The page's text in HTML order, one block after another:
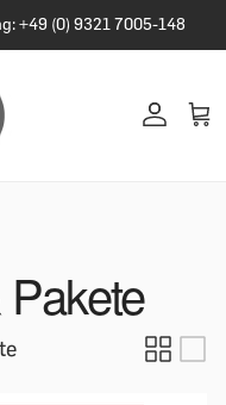
+49 (0) 9321 7005-148